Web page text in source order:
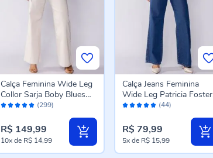
Avaliação: (299)
Calça Feminina Wide Leg
Collor Sarja Boby Blues
Off White
R$ 149,99
10xde R$ 14,99
Avaliação: (44)
Calça Jeans Feminina
Wide Leg Patricia Foster
Azul Medio
R$ 79,99
5xde R$ 15,99